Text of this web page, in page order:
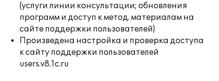
(услуги линии консультации; обновления
программ и доступ к метод. материалам на
сайте поддержки пользователей)
Произведена настройка и проверка доступа
к сайту поддержки пользователей
users.v8.1c.ru